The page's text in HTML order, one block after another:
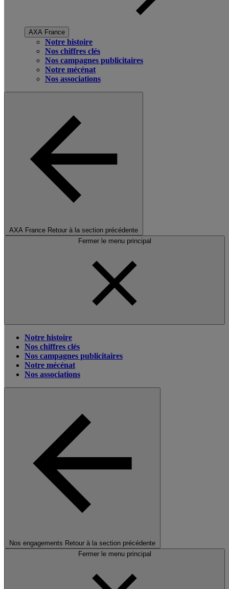
AXA France
Notre histoire
Nos chiffres clés
Nos campagnes publicitaires
Notre mécénat
Nos associations
AXA France Retour à la section précédente
Fermer le menu principal
Notre histoire
Nos chiffres clés
Nos campagnes publicitaires
Notre mécénat
Nos associations
Nos engagements Retour à la section précédente
Fermer le menu principal